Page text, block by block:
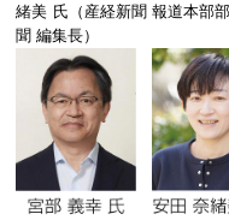
緒美 氏（産経新聞 報道本部
聞 編集長）